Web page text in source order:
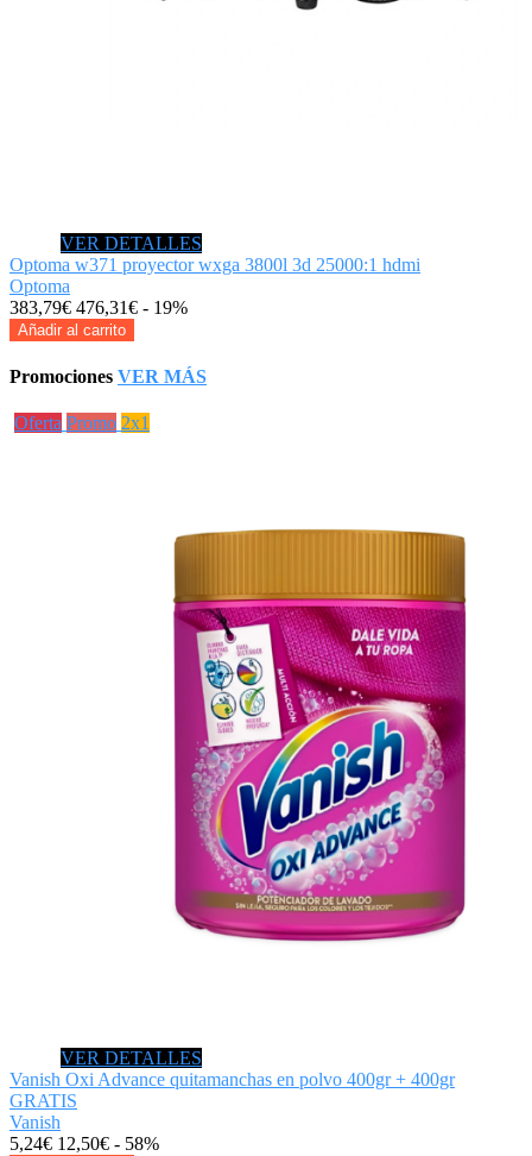
VER DETALLES
Optoma w371 proyector wxga 3800l 3d 25000:1 hdmi
Optoma
383,79€ 476,31€ - 19%
Añadir al carrito
Promociones VER MÁS
Oferta Promo 2x1
VER DETALLES
Vanish Oxi Advance quitamanchas en polvo 400gr + 400gr
GRATIS
Vanish
5,24€ 12,50€ - 58%